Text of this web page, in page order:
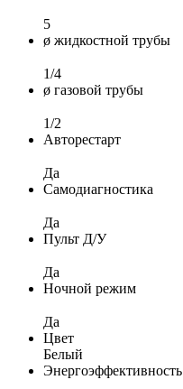
5
ø жидкостной трубы
1/4
ø газовой трубы
1/2
Авторестарт
Да
Самодиагностика
Да
Пульт Д/У
Да
Ночной режим
Да
Цвет
Белый
Энергоэффективность